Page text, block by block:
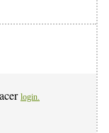
login.